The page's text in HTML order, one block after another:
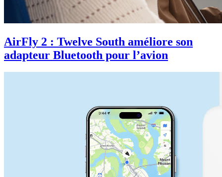
AirFly 2 : Twelve South améliore son
adapteur Bluetooth pour l’avion